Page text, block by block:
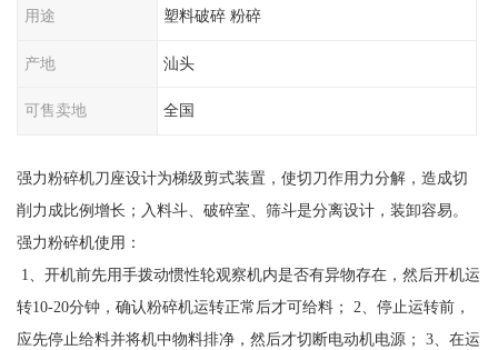
用途 塑料破碎 粉碎
产地 汕头
可售卖地 全国
强力粉碎机刀座设计为梯级剪式装置，使切刀作用力分解，造成切
削力成比例增长；入料斗、破碎室、筛斗是分离设计，装卸容易。
强力粉碎机使用：
1、开机前先用手拨动惯性轮观察机内是否有异物存在，然后开机运
转10-20分钟，确认粉碎机运转正常后才可给料； 2、停止运转前，
应先停止给料并将机中物料排净，然后才切断电动机电源； 3、在运